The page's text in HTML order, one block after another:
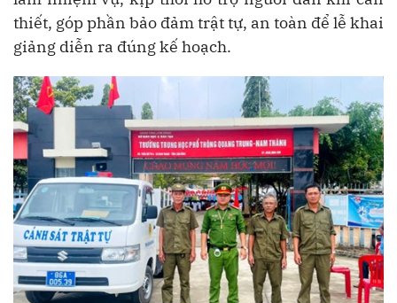
thiết, góp phần bảo đảm trật tự, an toàn để lễ khai
giảng diễn ra đúng kế hoạch.